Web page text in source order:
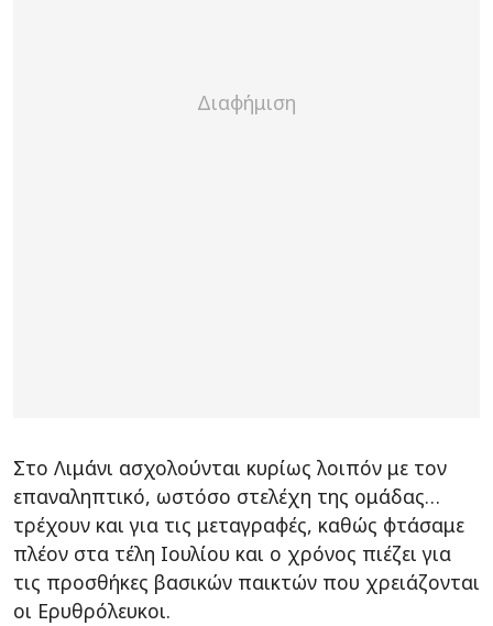
Στο Λιμάνι ασχολούνται κυρίως λοιπόν με τον
επαναληπτικό, ωστόσο στελέχη της ομάδας…
τρέχουν και για τις μεταγραφές, καθώς φτάσαμε
πλέον στα τέλη Ιουλίου και ο χρόνος πιέζει για
τις προσθήκες βασικών παικτών που χρειάζονται
οι Ερυθρόλευκοι.